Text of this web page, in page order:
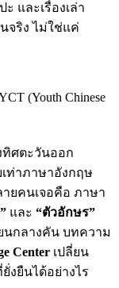
และเรื่องเล่า
จริง ไม่ใช่แค่
(Youth Chinese
ทิศตะวันออก
ท่าภาษาอังกฤษ
ายคนเจอคือ ภาษา
และ “ตัวอักษร”
นกลางคัน บทความ
Center เปลี่ยน
งยืนได้อย่างไร